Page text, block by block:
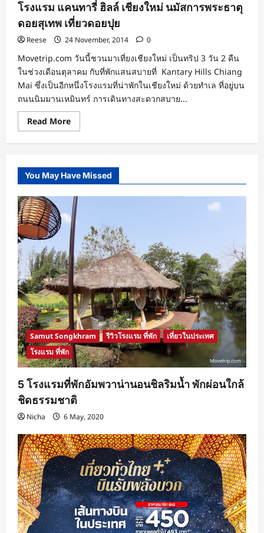
โรงแรม แคนทารี่ ฮิลล์ เชียงใหม่ นมัสการพระธาตุ
ดอยสุเทพ เที่ยวดอยปุย
Reese 24 November, 2014 0
Movetrip.com วันนี้ชวนมาเที่ยงเชียงใหม่ เป็นทริป 3 วัน 2 คืน
ในช่วงเดือนตุลาคม กับที่พักแสนสบายที่ Kantary Hills Chiang
Mai ซึ่งเป็นอีกหนึ่งโรงแรมที่น่าพักในเชียงใหม่ ด้วยทำเล ที่อยู่บน
ถนนนิมมานเหมินทร์ การเดินทางสะดวกสบาย...
Read MoreRead
more
เที่ยว
Kantary
Hills
Chiang
Mai
โรงแรม
แคน
ทา
รี่
ฮิ
ลล์
เชียงใหม่
นมัสการ
พระ
ธาตุ
ดอย
สุ
เทพ
เที่ยว
ดอย
ปุย
You May Have Missed
Samut Songkhram รีวิวโรงแรม ที่พัก
เที่ยวในประเทศ
โรงแรม ที่พัก
5 โรงแรมที่พักอัมพวาน่านอนชิลริมน้ำ พักผ่อนใกล้
ชิดธรรมชาติ
Nicha 6 May, 2020